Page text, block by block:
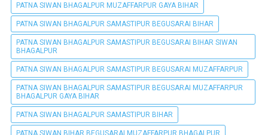
PATNA SIWAN BHAGALPUR MUZAFFARPUR GAYA BIHAR
PATNA SIWAN BHAGALPUR SAMASTIPUR BEGUSARAI BIHAR
PATNA SIWAN BHAGALPUR SAMASTIPUR BEGUSARAI BIHAR SIWAN
BHAGALPUR
PATNA SIWAN BHAGALPUR SAMASTIPUR BEGUSARAI MUZAFFARPUR
PATNA SIWAN BHAGALPUR SAMASTIPUR BEGUSARAI MUZAFFARPUR
BHAGALPUR GAYA BIHAR
PATNA SIWAN BHAGALPUR SAMASTIPUR BIHAR
PATNA SIWAN BIHAR BEGUSARAI MUZAFFARPUR BHAGALPUR